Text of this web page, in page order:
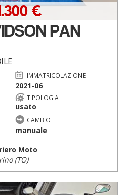
PAN
€
IMMATRICOLAZIONE
2021-06
TIPOLOGIA
usato
CAMBIO
manuale
Moto
(TO)